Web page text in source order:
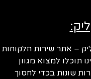
– אתר שירות הלקוחות
למצוא מגוון
שונות בכדי לחסוך